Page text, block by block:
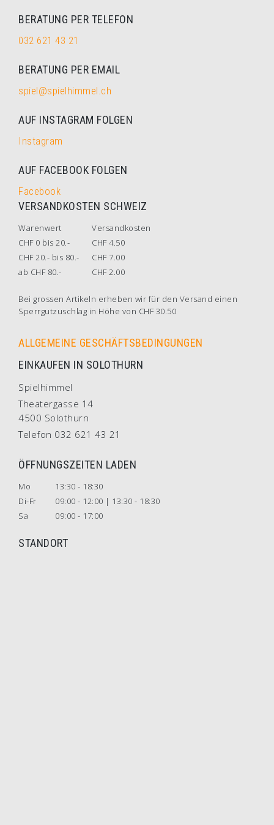
BERATUNG PER TELEFON
032 621 43 21
BERATUNG PER EMAIL
spiel@spielhimmel.ch
AUF INSTAGRAM FOLGEN
Instagram
AUF FACEBOOK FOLGEN
Facebook
VERSANDKOSTEN SCHWEIZ
Warenwert
Versandkosten
CHF 0 bis 20.-
CHF 4.50
CHF 20.- bis 80.-
CHF 7.00
ab CHF 80.-
CHF 2.00
Bei grossen Artikeln erheben wir für den Versand einen
Sperrgutzuschlag in Höhe von CHF 30.50
ALLGEMEINE GESCHÄFTSBEDINGUNGEN
EINKAUFEN IN SOLOTHURN
Spielhimmel
Theatergasse 14
4500 Solothurn
Telefon 032 621 43 21
ÖFFNUNGSZEITEN LADEN
Mo
13:30 - 18:30
Di-Fr
09:00 - 12:00 | 13:30 - 18:30
Sa
09:00 - 17:00
STANDORT